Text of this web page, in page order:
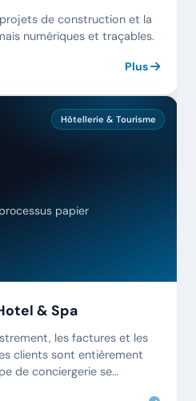
de construction et la
numériques et traçables.
Plus
Hôtellerie & Tourisme
papier
& Spa
les factures et les
clients sont entièrement
de conciergerie se